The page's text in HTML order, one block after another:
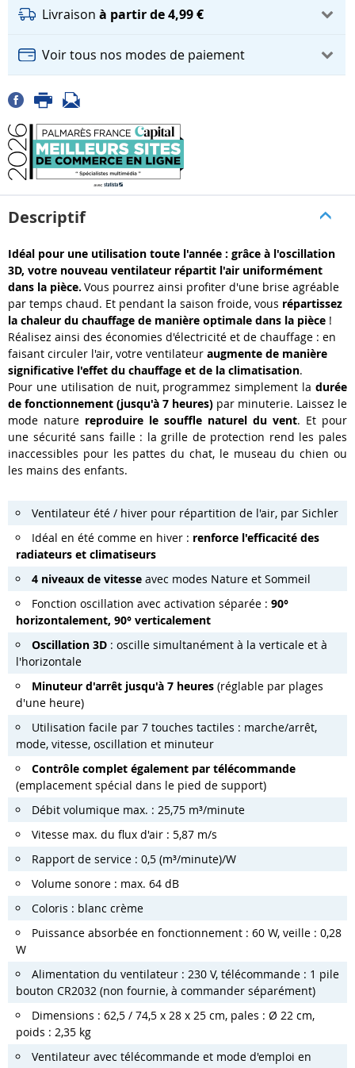
Livraison à partir de 4,99 €
Voir tous nos modes de paiement
Descriptif
Idéal pour une utilisation toute l'année : grâce à l'oscillation
3D, votre nouveau ventilateur répartit l'air uniformément
dans la pièce. Vous pourrez ainsi profiter d'une brise agréable
par temps chaud. Et pendant la saison froide, vous répartissez
la chaleur du chauffage de manière optimale dans la pièce !
Réalisez ainsi des économies d'électricité et de chauffage : en
faisant circuler l'air, votre ventilateur augmente de manière
significative l'effet du chauffage et de la climatisation.
Pour une utilisation de nuit, programmez simplement la durée
de fonctionnement (jusqu'à 7 heures) par minuterie. Laissez le
mode nature reproduire le souffle naturel du vent. Et pour
une sécurité sans faille : la grille de protection rend les pales
inaccessibles pour les pattes du chat, le museau du chien ou
les mains des enfants.
Ventilateur été / hiver pour répartition de l'air, par Sichler
Idéal en été comme en hiver : renforce l'efficacité des
radiateurs et climatiseurs
4 niveaux de vitesse avec modes Nature et Sommeil
Fonction oscillation avec activation séparée : 90°
horizontalement, 90° verticalement
Oscillation 3D : oscille simultanément à la verticale et à
l'horizontale
Minuteur d'arrêt jusqu'à 7 heures (réglable par plages
d'une heure)
Utilisation facile par 7 touches tactiles : marche/arrêt,
mode, vitesse, oscillation et minuteur
Contrôle complet également par télécommande
(emplacement spécial dans le pied de support)
Débit volumique max. : 25,75 m³/minute
Vitesse max. du flux d'air : 5,87 m/s
Rapport de service : 0,5 (m³/minute)/W
Volume sonore : max. 64 dB
Coloris : blanc crème
Puissance absorbée en fonctionnement : 60 W, veille : 0,28
W
Alimentation du ventilateur : 230 V, télécommande : 1 pile
bouton CR2032 (non fournie, à commander séparément)
Dimensions : 62,5 / 74,5 x 28 x 25 cm, pales : Ø 22 cm,
poids : 2,35 kg
Ventilateur avec télécommande et mode d'emploi en